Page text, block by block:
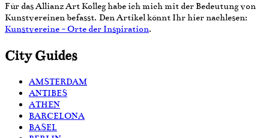
Für das Allianz Art Kolleg habe ich mich mit der Bedeutung von
Kunstvereinen befasst. Den Artikel könnt Ihr hier nachlesen:
Kunstvereine - Orte der Inspiration.
City Guides
AMSTERDAM
ANTIBES
ATHEN
BARCELONA
BASEL